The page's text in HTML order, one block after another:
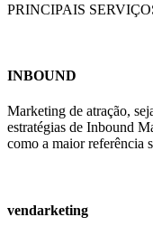
PRINCIPAIS
INBOUND
Marketing de atração,
estratégias de Inbound
como a maior referência
vendarketing